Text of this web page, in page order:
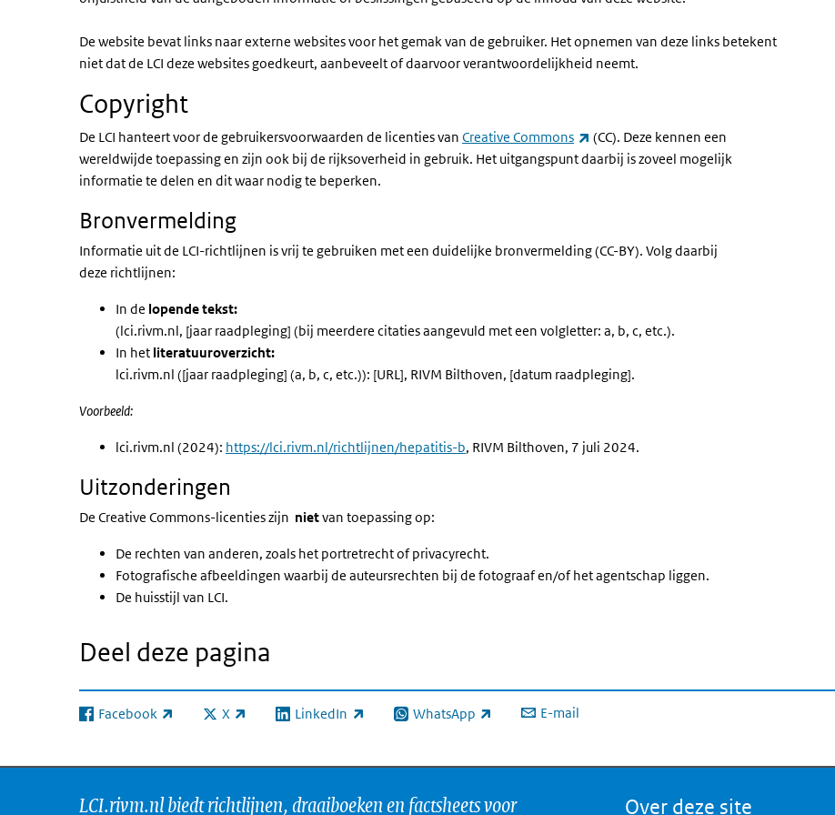
De website bevat links naar externe websites voor het gemak van de gebruiker. Het opnemen van deze links betekent
niet dat de LCI deze websites goedkeurt, aanbeveelt of daarvoor verantwoordelijkheid neemt.
Copyright
De LCI hanteert voor de gebruikersvoorwaarden de licenties van Creative Commons (externe link)
(CC). Deze kennen een
wereldwijde toepassing en zijn ook bij de rijksoverheid in gebruik. Het uitgangspunt daarbij is zoveel mogelijk
informatie te delen en dit waar nodig te beperken.
Bronvermelding
Informatie uit de LCI-richtlijnen is vrij te gebruiken met een duidelijke bronvermelding (CC-BY). Volg daarbij
deze richtlijnen:
In de lopende tekst:
(lci.rivm.nl, [jaar raadpleging] (bij meerdere citaties aangevuld met een volgletter: a, b, c, etc.).
In het literatuuroverzicht:
lci.rivm.nl ([jaar raadpleging] (a, b, c, etc.)): [URL], RIVM Bilthoven, [datum raadpleging].
Voorbeeld:
lci.rivm.nl (2024): https://lci.rivm.nl/richtlijnen/hepatitis-b, RIVM Bilthoven, 7 juli 2024.
Uitzonderingen
De Creative Commons-licenties zijn nietvan toepassing op:
De rechten van anderen, zoals het portretrecht of privacyrecht.
Fotografische afbeeldingen waarbij de auteursrechten bij de fotograaf en/of het agentschap liggen.
De huisstijl van LCI.
Deel deze pagina
Facebook
(externe link) X
(externe link) LinkedIn
(externe link) WhatsApp
(externe link) E-mail
LCI.rivm.nl biedt richtlijnen, draaiboeken en factsheets voor Over deze site